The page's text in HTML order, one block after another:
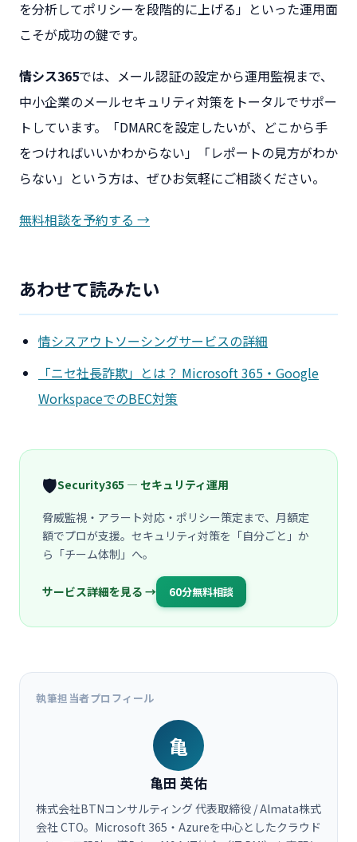
を分析してポリシーを段階的に上げる」といった運用面
こそが成功の鍵です。
情シス365では、メール認証の設定から運用監視まで、
中小企業のメールセキュリティ対策をトータルでサポー
トしています。「DMARCを設定したいが、どこから手
をつければいいかわからない」「レポートの見方がわか
らない」という方は、ぜひお気軽にご相談ください。
無料相談を予約する →
あわせて読みたい
情シスアウトソーシングサービスの詳細
「ニセ社長詐欺」とは？ Microsoft 365・Google
WorkspaceでのBEC対策
🛡️Security365 — セキュリティ運用
脅威監視・アラート対応・ポリシー策定まで、月額定
額でプロが支援。セキュリティ対策を「自分ごと」か
ら「チーム体制」へ。
サービス詳細を見る → 60分無料相談
執筆担当者プロフィール
亀
亀田 英佑
株式会社BTNコンサルティング 代表取締役 / Almata株式
会社 CTO。Microsoft 365・Azureを中心としたクラウド